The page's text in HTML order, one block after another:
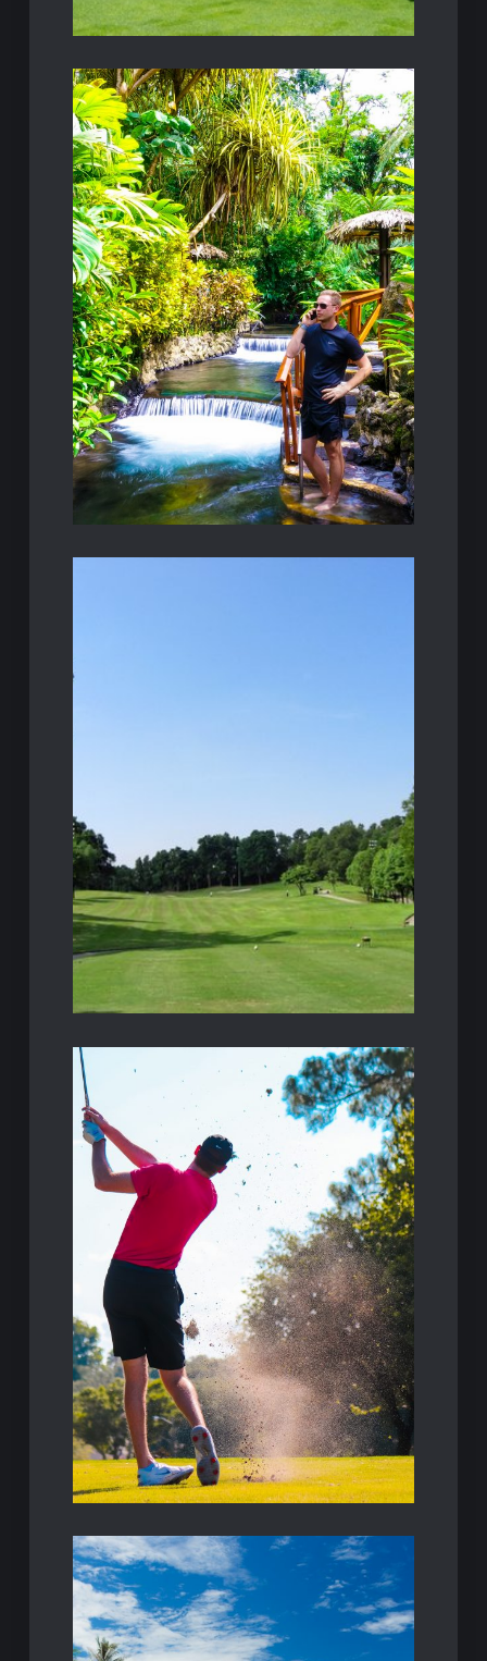
Grecia, location perfetta per
gli amanti del golf nell’estate
2021.
La vicina, amatissima penisola greca viene
presa d’assalto dai turisti italiani per le
spiagge e la vita notturna che la trasformano
in un luogo idill…
Costa del Sol: il paradiso dei
golfisti nel sud della Spagna
Istria, non serve l’aereo per
giocare su campi
mozzafiato.
Nonostante si trovi subito al di là dei nostri
confini, l’Istria rimane una zona poco
conosciuta per quanto riguarda il mondo del
golf.
In Istria si p…